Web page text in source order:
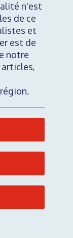
n'est
de ce
et
est de
notre
articles,